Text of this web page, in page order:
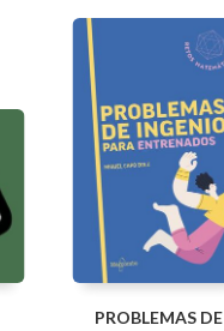
PROBLEMAS DE